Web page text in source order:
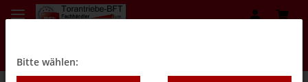
Bitte wählen: